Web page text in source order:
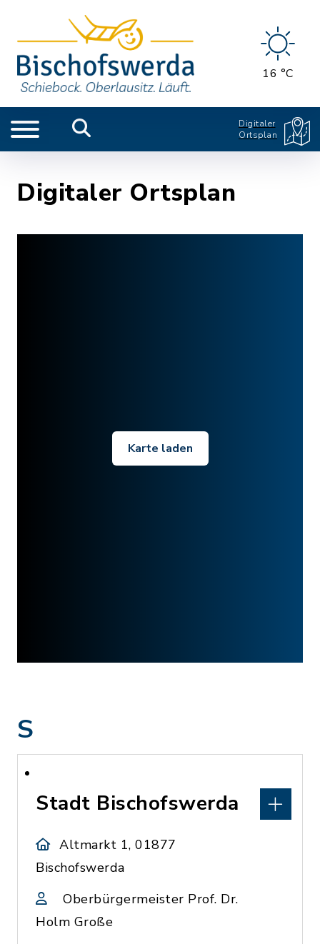
16 °C
Digitaler
Ortsplan
Digitaler Ortsplan
Karte laden
S
Stadt Bischofswerda
Altmarkt 1, 01877
Bischofswerda
Oberbürgermeister Prof. Dr.
Holm Große